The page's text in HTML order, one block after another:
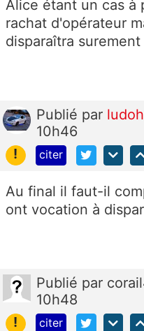
Alice étant un cas à
rachat d'opérateur
disparaîtra
Publié par
10h46
!
citer
Au final il faut-il
ont vocation à
Publié par
10h48
!
citer